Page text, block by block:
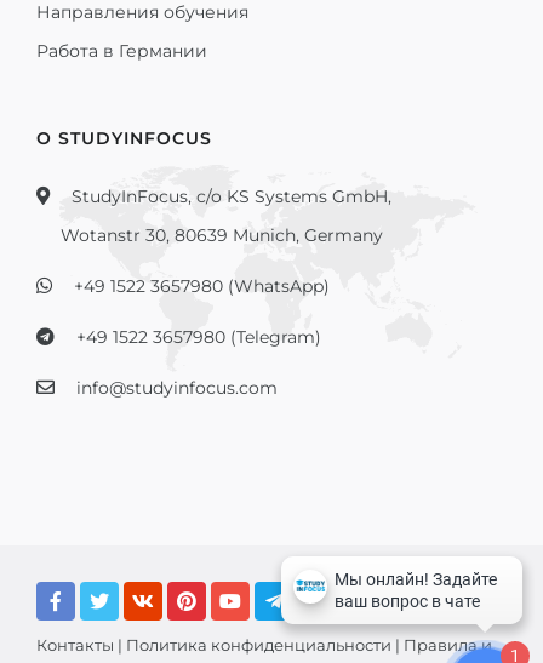
Направления обучения
Работа в Германии
О STUDYINFOCUS
StudyInFocus, c/o KS Systems GmbH,
Wotanstr 30, 80639 Munich, Germany
+49 1522 3657980 (WhatsApp)
+49 1522 3657980 (Telegram)
info@studyinfocus.com
Контакты | Политика конфиденциальности | Правила и
1